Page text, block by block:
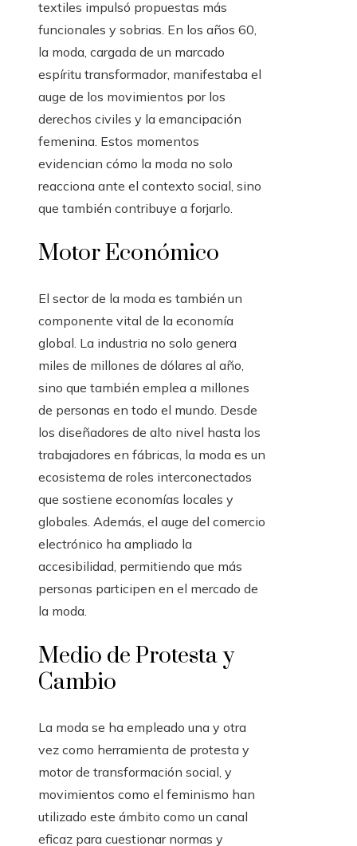
textiles impulsó propuestas más
funcionales y sobrias. En los años 60,
la moda, cargada de un marcado
espíritu transformador, manifestaba el
auge de los movimientos por los
derechos civiles y la emancipación
femenina. Estos momentos
evidencian cómo la moda no solo
reacciona ante el contexto social, sino
que también contribuye a forjarlo.
Motor Económico
El sector de la moda es también un
componente vital de la economía
global. La industria no solo genera
miles de millones de dólares al año,
sino que también emplea a millones
de personas en todo el mundo. Desde
los diseñadores de alto nivel hasta los
trabajadores en fábricas, la moda es un
ecosistema de roles interconectados
que sostiene economías locales y
globales. Además, el auge del comercio
electrónico ha ampliado la
accesibilidad, permitiendo que más
personas participen en el mercado de
la moda.
Medio de Protesta y
Cambio
La moda se ha empleado una y otra
vez como herramienta de protesta y
motor de transformación social, y
movimientos como el feminismo han
utilizado este ámbito como un canal
eficaz para cuestionar normas y